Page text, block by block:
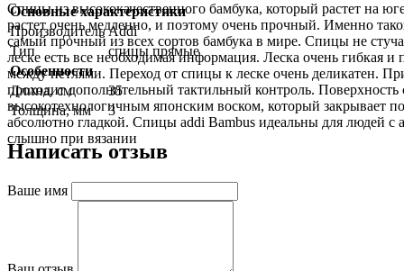
Спицы из высококачественного бамбука, который растет на
растет очень медленно, и поэтому очень прочный. Именно
самый прочный из всех сортов бамбука в мире. Спицы не
леске есть все необходимая информация. Леска очень гибкая и
между петлями. Переход от спицы к леске очень деликатен.
проходит дополнительный тактильный контроль.
высокотехнологичным японским воском, который закрывает
абсолютно гладкой. Спицы addi Bambus идеальны для людей с
слышно при вязании
Основные характеристики
Производитель Addi
Тип
спицы прямые
Особенности
Длина, см
35
Толщина, мм
3
Написать отзыв
Ваше имя